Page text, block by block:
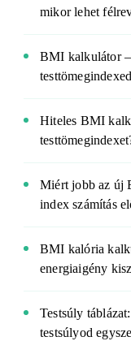
mikor lehet
BMI kalkulátor –
Hiteles BMI
Miért jobb az új
index számítás
BMI kalória
energiaigény
Testsúly
testsúlyod